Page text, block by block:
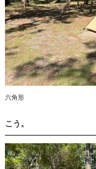
六角形
こう。